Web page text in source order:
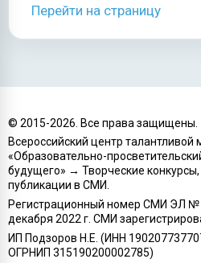
способ оплаты "Онлайн".
всей необходимой
Перейти на страницу
© 2015-2026 . Все права защищены.
Всероссийский центр
«Образовательно-
будущего» → Творческие конкурсы,
публикации в СМИ.
Регистрационный номер СМИ ЭЛ №
декабря 2022 г. СМИ
ИП Подзоров Н.Е. (ИНН
ОГРНИП 315190200002785)